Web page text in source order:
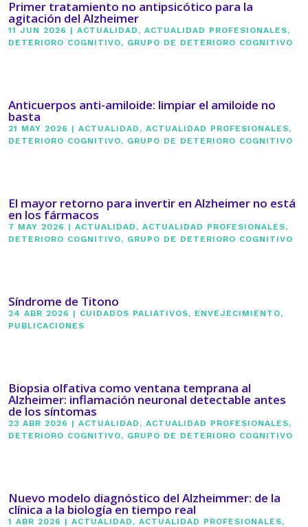
Primer tratamiento no antipsicótico para la
agitación del Alzheimer
11 JUN 2026 |ACTUALIDAD ,ACTUALIDAD PROFESIONALES,
DETERIORO COGNITIVO, GRUPO DE DETERIORO COGNITIVO
Anticuerpos anti-amiloide: limpiar el amiloide no
basta
21 MAY 2026 |ACTUALIDAD ,ACTUALIDAD PROFESIONALES,
DETERIORO COGNITIVO, GRUPO DE DETERIORO COGNITIVO
El mayor retorno para invertir en Alzheimer no está
en los fármacos
7 MAY 2026 |ACTUALIDAD ,ACTUALIDAD PROFESIONALES,
DETERIORO COGNITIVO, GRUPO DE DETERIORO COGNITIVO
Síndrome de Titono
24 ABR 2026 | CUIDADOS PALIATIVOS, ENVEJECIMIENTO,
PUBLICACIONES
Biopsia olfativa como ventana temprana al
Alzheimer: inflamación neuronal detectable antes
de los síntomas
23 ABR 2026 |ACTUALIDAD ,ACTUALIDAD PROFESIONALES,
DETERIORO COGNITIVO, GRUPO DE DETERIORO COGNITIVO
Nuevo modelo diagnóstico del Alzheimmer: de la
clínica a la biología en tiempo real
1 ABR 2026 |ACTUALIDAD ,ACTUALIDAD PROFESIONALES,